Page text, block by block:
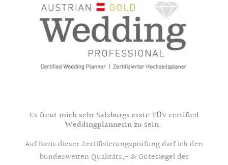
Es freut mich sehr Salzburgs erste TÜV certified
Weddingplannerin zu sein.
Auf Basis dieser Zertifizierungsprüfung darf ich den
bundesweiten Qualitäts,- & Gütesiegel der